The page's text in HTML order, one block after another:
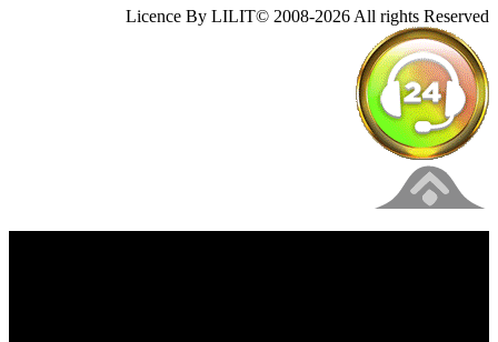
Licence By LILIT© 2008-2026 All rights Reserved